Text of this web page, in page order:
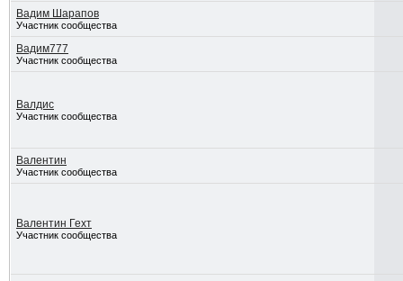
Вадим Шарапов
Участник сообщества
Вадим777
Участник сообщества
Валдис
Участник сообщества
Валентин
Участник сообщества
Валентин Гехт
Участник сообщества